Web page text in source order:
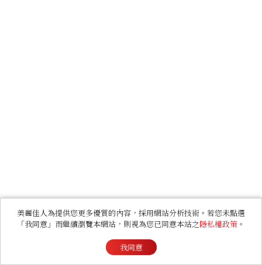
美麗佳人為提供您更多優質的內容，採用網站分析技術。若您未點選
「我同意」而繼續瀏覽本網站，則視為您已同意本站之隱私權政策 。
我同意